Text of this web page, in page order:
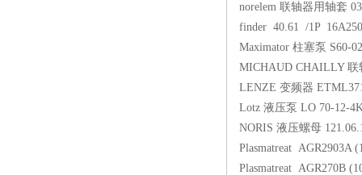
norelem 联轴器用轴套
finder 40.61 /1P
Maximator 柱塞泵 S60-02
MICHAUD CHAILLY 联
LENZE 变频器
Lotz 液压泵 LO 70-12-
NORIS 液压螺母
Plasmatreat AGR2903A
Plasmatreat AGR270B